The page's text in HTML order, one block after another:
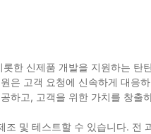
한 신제품 개발을 지원하는 탄
은 고객 요청에 신속하게 대응
하고, 고객을 위한 가치를 창출
및 테스트할 수 있습니다. 전